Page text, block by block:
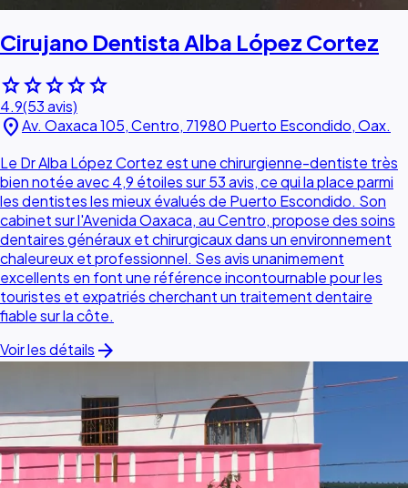
Cirujano Dentista Alba López Cortez
starstarstarstarstar
4.9(53 avis)
location_onAv. Oaxaca 105, Centro, 71980 Puerto Escondido, Oax.
Le Dr Alba López Cortez est une chirurgienne-dentiste très
bien notée avec 4,9 étoiles sur 53 avis, ce qui la place parmi
les dentistes les mieux évalués de Puerto Escondido. Son
cabinet sur l'Avenida Oaxaca, au Centro, propose des soins
dentaires généraux et chirurgicaux dans un environnement
chaleureux et professionnel. Ses avis unanimement
excellents en font une référence incontournable pour les
touristes et expatriés cherchant un traitement dentaire
fiable sur la côte.
Voir les détails arrow_forward